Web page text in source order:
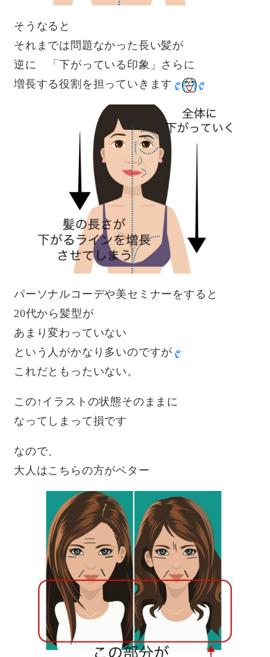
そうなると
それまでは問題なかった長い髪が
逆に 「下がっている印象」さらに
増長する役割を担っていきます
パーソナルコーデや美セミナーをすると
20代から髪型が
あまり変わっていない
という人がかなり多いのですが
これだともったいない。
この↑イラストの状態そのままに
なってしまって損です
なので、
大人はこちらの方がベター